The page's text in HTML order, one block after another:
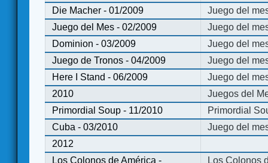
Die Macher - 01/2009
Juego del
Juego del Mes - 02/2009
Juego del
Dominion - 03/2009
Juego del
Juego de Tronos - 04/2009
Juego del
Here I Stand - 06/2009
Juego del
2010
Juegos del
Primordial Soup - 11/2010
Primordial
Cuba - 03/2010
Juego del
2012
Los Colonos de América -
Los Colonos